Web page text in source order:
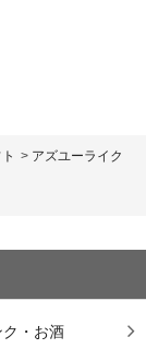
> アズユーライク
・お酒